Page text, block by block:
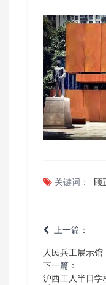
关键词： 顾
上一篇：
人民兵工展示馆
下一篇：
沪西工人半日